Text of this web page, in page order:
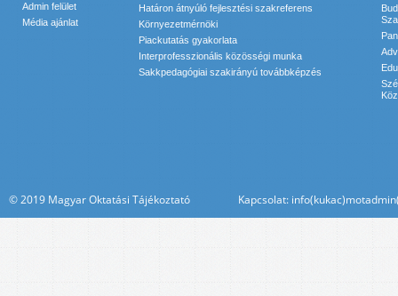
Admin felület
Média ajánlat
Határon átnyúló fejlesztési szakreferens
Környezetmérnöki
Piackutatás gyakorlata
Interprofesszionális közösségi munka
Sakkpedagógiai szakirányú továbbképzés
© 2019 Magyar Oktatási Tájékoztató Kapcsolat: